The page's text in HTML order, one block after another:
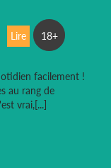
facilement !
au rang de
vrai,[...]
Lire 18+